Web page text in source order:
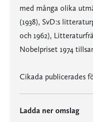
med många olika
(1938), SvD:s
och 1962),
Nobelpriset 1974
Cikada publicerades
Ladda ner omslag